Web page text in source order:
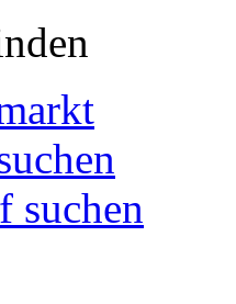
suchen